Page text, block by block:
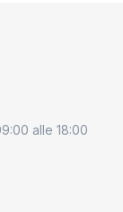
alle 18:00